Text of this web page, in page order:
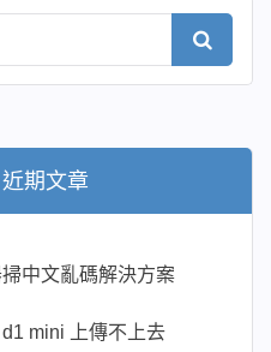
近期文章
中文亂碼解決方案
mini 上傳不上去